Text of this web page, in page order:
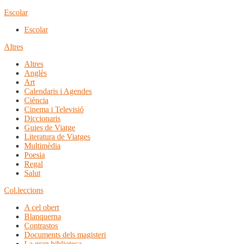
Escolar
Escolar
Altres
Altres
Anglès
Art
Calendaris i Agendes
Ciència
Cinema i Televisió
Diccionaris
Guies de Viatge
Literatura de Viatges
Multimèdia
Poesia
Regal
Salut
Col.leccions
A cel obert
Blanquerna
Contrastos
Documents dels magisteri